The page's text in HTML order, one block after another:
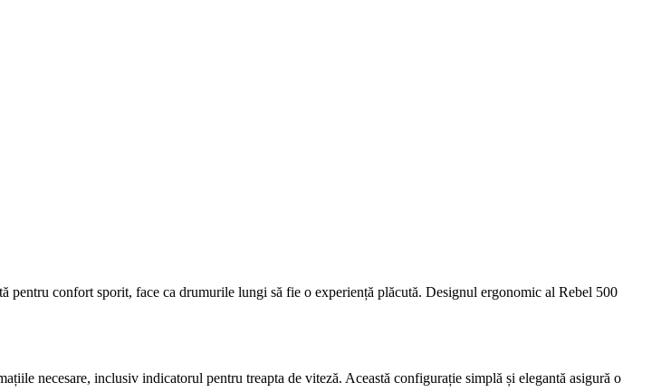
pentru confort sporit, face ca drumurile lungi să fie o experiență plăcută. Designul ergonomic al Rebel 500
necesare, inclusiv indicatorul pentru treapta de viteză. Această configurație simplă și elegantă asigură o